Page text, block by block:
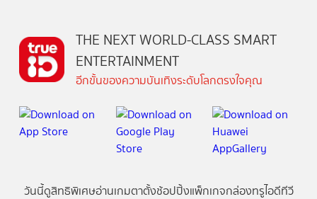
THE NEXT WORLD-CLASS SMART
ENTERTAINMENT
อีกขั้นของความบันเทิงระดับโลกตรงใจคุณ
วันนี้ดูสิทธิพิเศษอ่านเกมตาตั้งช้อปปิ้งแพ็กเกจกล่องทรูไอดีทีวี